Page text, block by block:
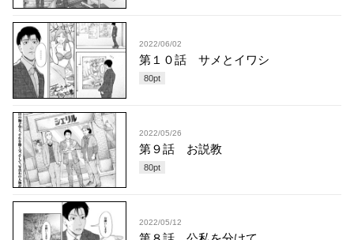
2022/06/02
第１０話 サメとイワシ
80pt
2022/05/26
第９話 お説教
80pt
2022/05/12